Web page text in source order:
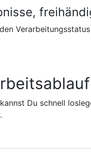
Du schnell